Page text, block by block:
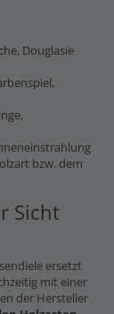
Douglasie
bzw. dem
Sicht
ersetzt
mit einer
der Hersteller